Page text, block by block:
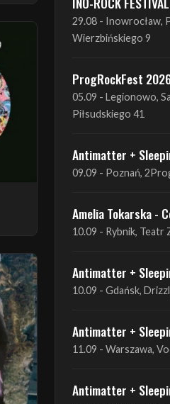
ProgRockFest
05.09 - Legionowo,
Antimatter +
09.09 - Poznań, 2Progi
Amelia Tokarska -
10.09 - Rybnik, Teatr
Antimatter +
10.09 - Gdańsk,
Antimatter +
11.09 - Warszawa,
Antimatter +
12.09 - Kraków,
Amelia Tokarska -